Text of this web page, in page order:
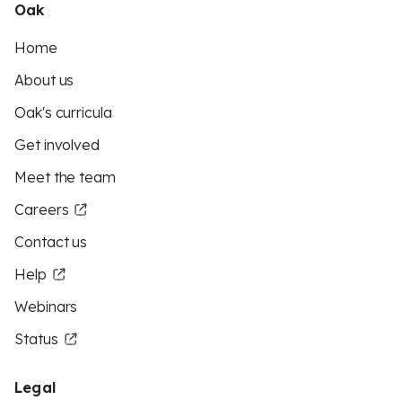
Oak
Home
About us
Oak's curricula
Get involved
Meet the team
Careers
Contact us
Help
Webinars
Status
Legal